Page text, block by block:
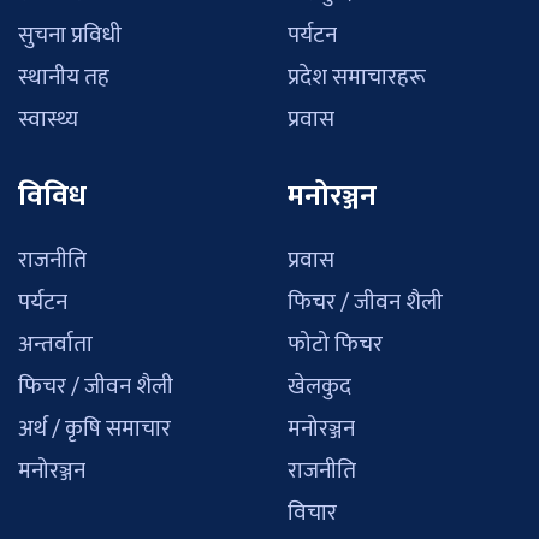
सुचना प्रविधी
स्थानीय तह
स्वास्थ्य
पर्यटन
प्रदेश समाचारहरू
प्रवास
विविध
राजनीति
पर्यटन
अन्तर्वाता
फिचर / जीवन शैली
अर्थ / कृषि समाचार
मनोरञ्जन
मनोरञ्जन
प्रवास
फिचर / जीवन शैली
फोटो फिचर
खेलकुद
मनोरञ्जन
राजनीति
विचार